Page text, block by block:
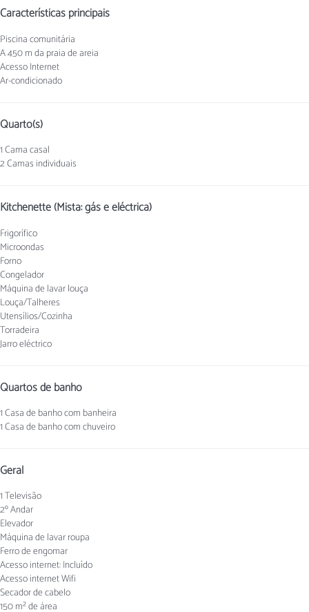
Características principais
Piscina comunitária
A 450 m da praia de areia
Acesso Internet
Ar-condicionado
Quarto(s)
1 Cama casal
2 Camas individuais
Kitchenette (Mista: gás e eléctrica)
Frigorífico
Microondas
Forno
Congelador
Máquina de lavar louça
Louça/Talheres
Utensílios/Cozinha
Torradeira
Jarro eléctrico
Quartos de banho
1 Casa de banho com banheira
1 Casa de banho com chuveiro
Geral
1 Televisão
2º Andar
Elevador
Máquina de lavar roupa
Ferro de engomar
Acesso internet: Incluído
Acesso internetWifi
Secador de cabelo
150 m² de área